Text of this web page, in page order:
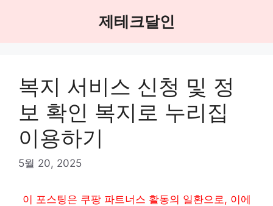
제테크달인
복지 서비스 신청 및 정
보 확인 복지로 누리집
이용하기
5월 20, 2025
이 포스팅은 쿠팡 파트너스 활동의 일환으로, 이에